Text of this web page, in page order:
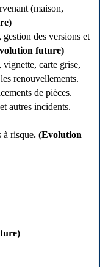
(maison,
des versions et
future)
vignette, carte grise,
renouvellements.
de pièces.
autres incidents.
à risque. (Evolution